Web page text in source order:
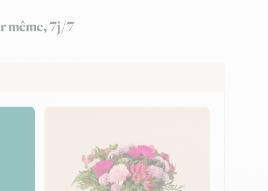
même, 7j/7